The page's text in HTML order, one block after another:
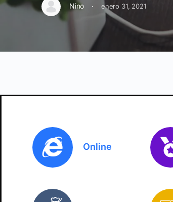
Nino · enero 31, 2021
Online